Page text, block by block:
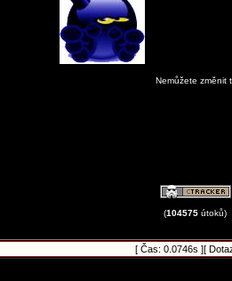
Nemůžete změnit
(104575 útoků)
[ Čas: 0.0746s ][